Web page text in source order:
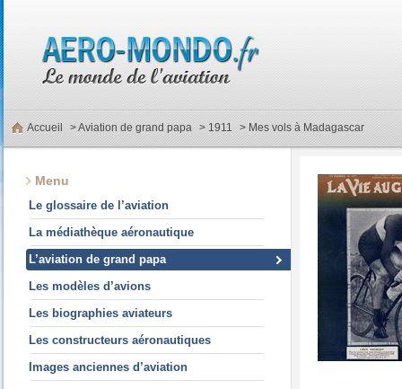
Accueil >Aviation de grand papa > 1911 > Mes vols à Madagascar
Menu
Le glossaire de l’aviation
La médiathèque aéronautique
L’aviation de grand papa
Les modèles d’avions
Les biographies aviateurs
Les constructeurs aéronautiques
Images anciennes d’aviation